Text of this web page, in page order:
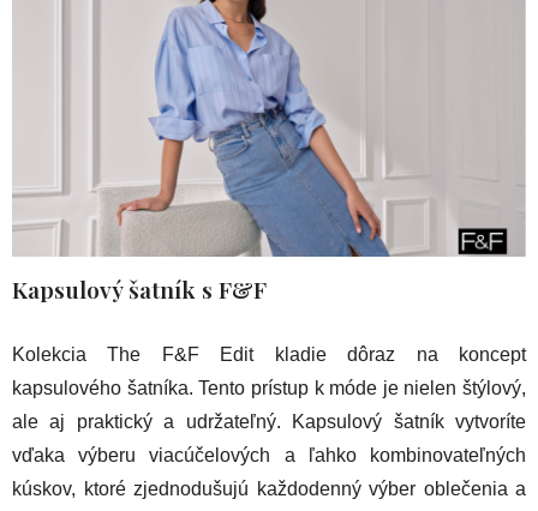
Kapsulový šatník s F&F
Kolekcia The F&F Edit kladie dôraz na koncept
kapsulového šatníka. Tento prístup k móde je nielen štýlový,
ale aj praktický a udržateľný. Kapsulový šatník vytvoríte
vďaka výberu viacúčelových a ľahko kombinovateľných
kúskov, ktoré zjednodušujú každodenný výber oblečenia a